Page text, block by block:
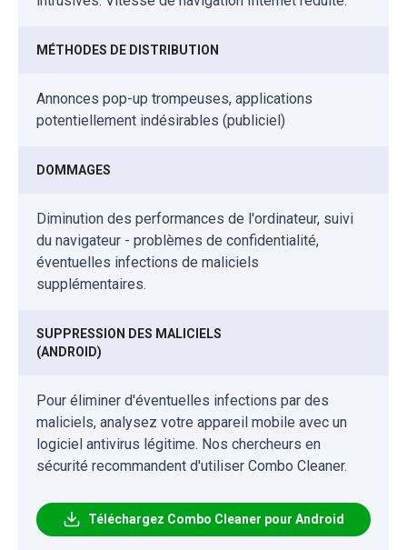
MÉTHODES DE DISTRIBUTION
Annonces pop-up trompeuses, applications
potentiellement indésirables (publiciel)
DOMMAGES
Diminution des performances de l'ordinateur, suivi
du navigateur - problèmes de confidentialité,
éventuelles infections de maliciels
supplémentaires.
SUPPRESSION DES MALICIELS
(ANDROID)
Pour éliminer d'éventuelles infections par des
maliciels, analysez votre appareil mobile avec un
logiciel antivirus légitime. Nos chercheurs en
sécurité recommandent d'utiliser Combo Cleaner.
Téléchargez Combo Cleaner pour Android